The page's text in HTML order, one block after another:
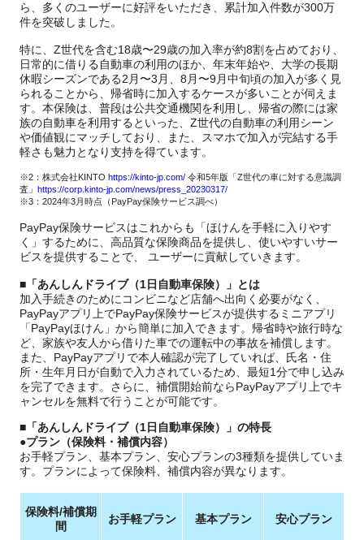
ら、多くのユーザーに好評をいただき、累計加入件数が300万
件を突破しました。
特に、Z世代を含む18歳〜29歳の加入率が約8割を占めており、
日常的に借りる自動車の利用のほか、年末年始や、大学の長期
休暇シーズンである2月〜3月、8月〜9月中旬頃の加入が多く見
られることから、帰省時に加入するケースが多いことが伺えま
す。本保険は、普段は公共交通機関を利用し、帰省の際には家
族の自動車を利用するといった、Z世代の自動車の利用シーン
や価値観にマッチしており、また、スマホで加入が完結する手
軽さも魅力となり支持を得ています。
※2：株式会社KINTO https://kinto-jp.com/ 令和5年版「Z世代の車に対する意識調
査」 https://corp.kinto-jp.com/news/press_20230317/
※3：2024年3月時点（PayPay保険サービス調べ）
PayPay保険サービスはこれからも「ほけんを手軽に入りやす
く」するために、高品質な保険商品を提供し、使いやすいサー
ビスを提供することで、 ユーザーに貢献していきます。
■「あんしんドライブ（1日自動車保険）」とは
加入手続きのためにコンビニなど店舗へ出向く必要がなく、
PayPayアプリ上でPayPay保険サービスが提供するミニアプリ
「PayPayほけん」から簡単に加入できます。帰省時や旅行時な
ど、家族や友人から借りた車での運転中の事故を補償します。
また、PayPayアプリで本人確認が完了していれば、氏名・住
所・生年月日が自動で入力されているため、最短1分で申し込み
を完了できます。さらに、補償開始前ならPayPayアプリ上でキ
ャンセルを無料で行うことが可能です。
■「あんしんドライブ（1日自動車保険）」の特長
●プラン（保険料・補償内容）
お手軽プラン、基本プラン、安心プランの3種類を提供していま
す。プランによって保険料、補償内容が異なります。
保険料/補償期
間
お手軽プラン 基本プラン 安心プラン